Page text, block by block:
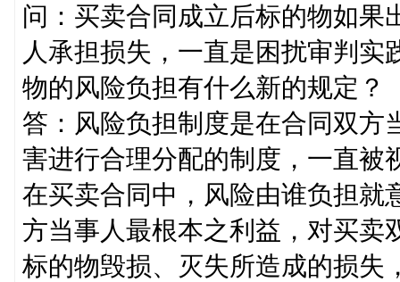
问：买卖合同成立后标的物如果
人承担损失，一直是困扰审判
物的风险负担有什么新的规定？
答：风险负担制度是在合同双方
害进行合理分配的制度，一直被
在买卖合同中，风险由谁负担就
方当事人最根本之利益，对买卖
标的物毁损、灭失所造成的损失